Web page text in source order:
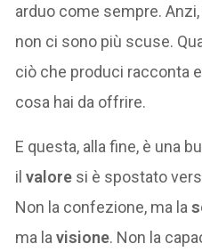
arduo come sempre.
non ci sono più scuse.
ciò che produci racconta
cosa hai da offrire.
E questa, alla fine, è una
ilvalore si è spostato
Non la confezione, ma la
ma lavisione. Non la